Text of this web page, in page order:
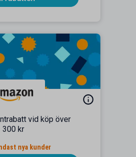
vid köp över
300 kr
nya kunder